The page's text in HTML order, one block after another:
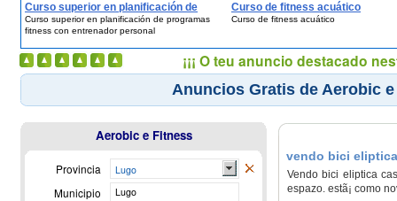
Curso superior en planificación de
programas fitness con entrenador
personal
Curso superior en planificación de programas
fitness con entrenador personal
Curso de fitness acuático
Curso de fitness acuático
Anuncios Gratis de Aerobic
vendo bici
Vendo bici eliptica
espazo. estã¡ como
Aerobic e Fitness
Provincia Lugo
Municipio Lugo
¡¡¡ O teu anuncio destacado